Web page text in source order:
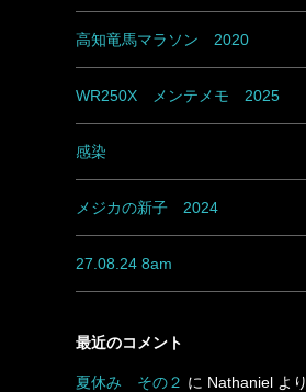
高知竜馬マラソン 2020
WR250X メンテメモ 2025
感染
メジカの新子 2024
27.08.24 8am
最近のコメント
夏休み その２ に Nathaniel より